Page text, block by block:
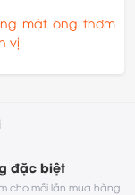
mật ong thơm
vị
đặc biệt
cho mỗi lần mua hàng